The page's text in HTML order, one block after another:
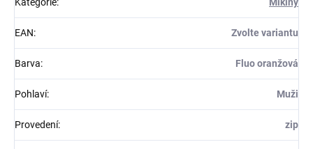
EAN: Zvolte variantu
Barva: Fluo oranžová
Pohlaví: Muži
Provedení: zip